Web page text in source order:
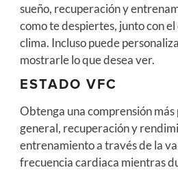
sueño, recuperación y
como te despiertes, junto con
clima. Incluso puede
mostrarle lo que desea ver.
ESTADO VFC
Obtenga una comprensión
general, recuperación y
entrenamiento a través de la
frecuencia cardiaca mientras